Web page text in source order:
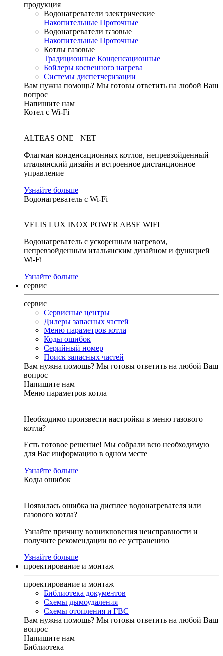
продукция
Водонагреватели электрические
Накопительные Проточные
Водонагреватели газовые
Накопительные Проточные
Котлы газовые
Традиционные Конденсационные
Бойлеры косвенного нагрева
Системы диспетчеризации
Вам нужна помощь? Мы готовы ответить на любой Ваш
вопрос
Напишите нам
Котел с Wi-Fi
ALTEAS ONE+ NET
Флагман конденсационных котлов, непревзойденный
итальянский дизайн и встроенное дистанционное
управление
Узнайте больше
Водонагреватель с Wi-Fi
VELIS LUX INOX POWER ABSE WIFI
Водонагреватель с ускоренным нагревом,
непревзойденным итальянским дизайном и функцией
Wi-Fi
Узнайте больше
сервис
сервис
Сервисные центры
Дилеры запасных частей
Меню параметров котла
Коды ошибок
Серийный номер
Поиск запасных частей
Вам нужна помощь? Мы готовы ответить на любой Ваш
вопрос
Напишите нам
Меню параметров котла
Необходимо произвести настройки в меню газового
котла?
Есть готовое решение! Мы собрали всю необходимую
для Вас информацию в одном месте
Узнайте больше
Коды ошибок
Появилась ошибка на дисплее водонагревателя или
газового котла?
Узнайте причину возникновения неисправности и
получите рекомендации по ее устранению
Узнайте больше
проектирование и монтаж
проектирование и монтаж
Библиотека документов
Схемы дымоудаления
Схемы отопления и ГВС
Вам нужна помощь? Мы готовы ответить на любой Ваш
вопрос
Напишите нам
Библиотека